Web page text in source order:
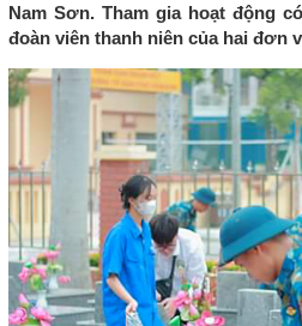
Nam Sơn. Tham gia hoạt động
đoàn viên thanh niên của hai đơn